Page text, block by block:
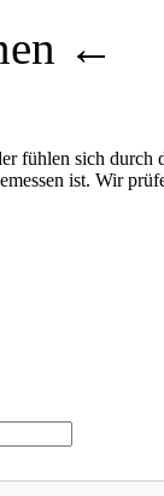
←
fühlen sich
ist. Wir